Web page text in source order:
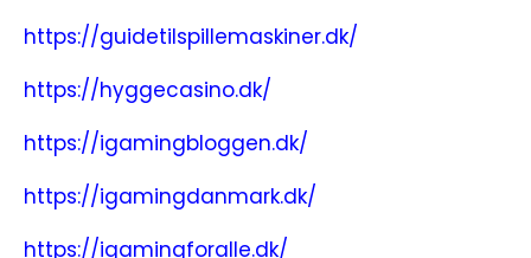
https://guidetilspillemaskiner.dk/
https://hyggecasino.dk/
https://igamingbloggen.dk/
https://igamingdanmark.dk/
https://igamingforalle.dk/